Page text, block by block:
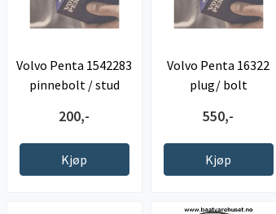
Volvo Penta 1542283
pinnebolt / stud
200,-
Kjøp
Volvo Penta 16322
plug/ bolt
550,-
Kjøp